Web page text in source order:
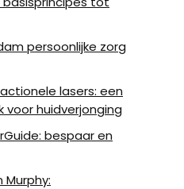
persoonlijke zorg
lasers: een
huidverjonging
bespaar en